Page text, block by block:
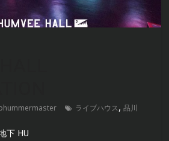
ライブハウス,品川
下 HU